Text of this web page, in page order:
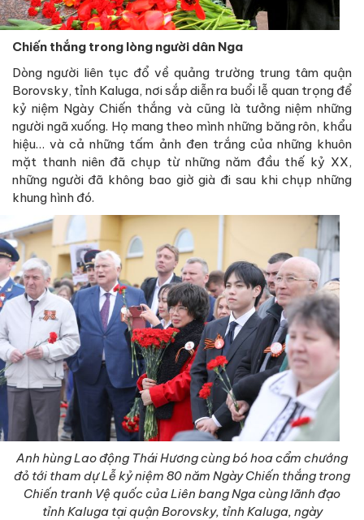
Chiến thắng trong lòng người dân Nga
Dòng người liên tục đổ về quảng trường trung tâm quận
Borovsky, tỉnh Kaluga, nơi sắp diễn ra buổi lễ quan trọng để
kỷ niệm Ngày Chiến thắng và cũng là tưởng niệm những
người ngã xuống. Họ mang theo mình những băng rôn, khẩu
hiệu… và cả những tấm ảnh đen trắng của những khuôn
mặt thanh niên đã chụp từ những năm đầu thế kỷ XX,
những người đã không bao giờ già đi sau khi chụp những
khung hình đó.
Anh hùng Lao động Thái Hương cùng bó hoa cẩm chướng
đỏ tới tham dự Lễ kỷ niệm 80 năm Ngày Chiến thắng trong
Chiến tranh Vệ quốc của Liên bang Nga cùng lãnh đạo
tỉnh Kaluga tại quận Borovsky, tỉnh Kaluga, ngày